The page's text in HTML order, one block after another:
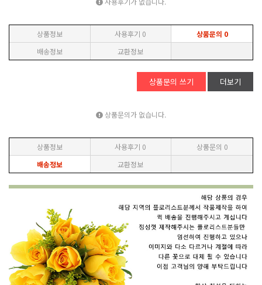
상품정보 사용후기 0 상품문의 0
배송정보
교환정보
상품문의 쓰기 더보기
상품문의가 없습니다.
상품정보 사용후기 0 상품문의 0
배송정보
교환정보